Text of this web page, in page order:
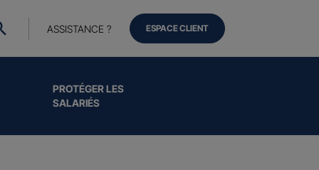
PROTÉGER LES
SALARIÉS
ASSISTANCE ? ESPACE CLIENT